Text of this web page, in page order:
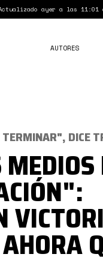
ayer a las 11:01
AUTORES
DICE